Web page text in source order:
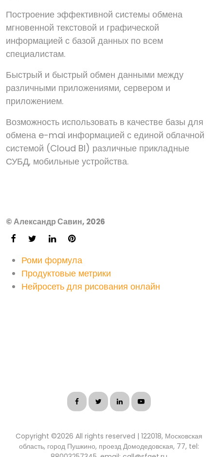
Построение эффективной системы обмена
мгновенной текстовой и графической
информацией с базой данных по всем
специалистам.
Быстрый и быстрый обмен данными между
различными приложениями, сервером и
приложением.
Возможность использовать в качестве базы для
обмена e-mai информацией с единой облачной
системой (Cloud BI) различные прикладные
СУБД, мобильные устройства.
© Александр Савин, 2026
Роми формула
Продуктовые метрики
Нейросеть для рисования онлайн
Copyright ©2026 All rights reserved | 122018, Московская
область, город Пушкино, проезд Домодедовская, 77, tel: